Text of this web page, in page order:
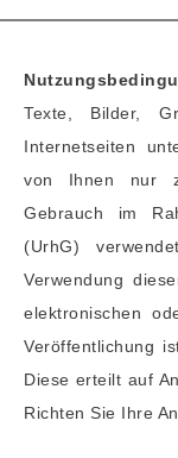
Texte, Bilder,
Internetseiten
von Ihnen nur
Gebrauch im
(UrhG)
Verwendung
elektronischen
Veröffentlichung
Diese erteilt auf
Richten Sie Ihre